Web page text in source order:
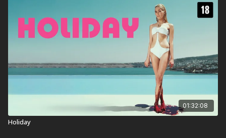
01:32:08
Holiday